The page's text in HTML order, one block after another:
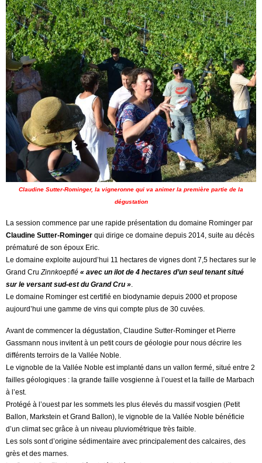
Claudine Sutter-Rominger, la vigneronne qui va animer la première partie de la
dégustation
La session commence par une rapide présentation du domaine Rominger par
Claudine Sutter-Rominger qui dirige ce domaine depuis 2014, suite au décès
prématuré de son époux Eric.
Le domaine exploite aujourd’hui 11 hectares de vignes dont 7,5 hectares sur le
Grand CruZinnkoepflé « avec un ilot de 4 hectares d’un seul tenant situé
sur le versant sud-est du Grand Cru ».
Le domaine Rominger est certifié en biodynamie depuis 2000 et propose
aujourd’hui une gamme de vins qui compte plus de 30 cuvées.
Avant de commencer la dégustation, Claudine Sutter-Rominger et Pierre
Gassmann nous invitent à un petit cours de géologie pour nous décrire les
différents terroirs de la Vallée Noble.
Le vignoble de la Vallée Noble est implanté dans un vallon fermé, situé entre 2
failles géologiques : la grande faille vosgienne à l’ouest et la faille de Marbach
à l’est.
Protégé à l’ouest par les sommets les plus élevés du massif vosgien (Petit
Ballon, Markstein et Grand Ballon), le vignoble de la Vallée Noble bénéficie
d’un climat sec grâce à un niveau pluviométrique très faible.
Les sols sont d’origine sédimentaire avec principalement des calcaires, des
grès et des marnes.